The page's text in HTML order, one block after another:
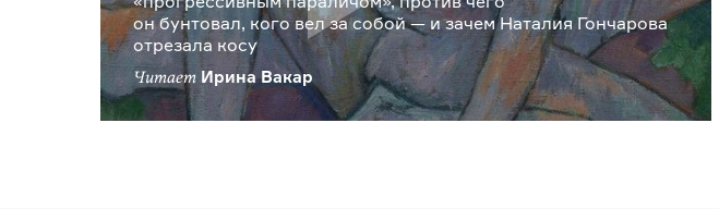
он бунтовал, кого вел за собой — и зачем Наталия Гончарова
отрезала косу
Читает Ирина Вакар